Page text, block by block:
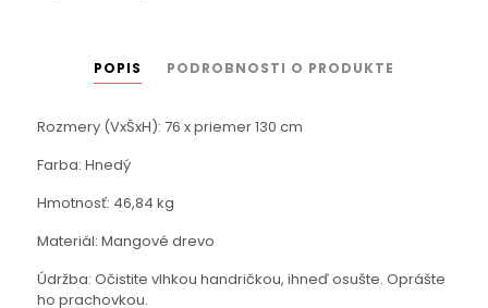
POPIS PODROBNOSTI O PRODUKTE
Rozmery (VxŠxH): 76 x priemer 130 cm
Farba: Hnedý
Hmotnosť: 46,84 kg
Materiál: Mangové drevo
Údržba: Očistite vlhkou handričkou, ihneď osušte. Oprášte
ho prachovkou.